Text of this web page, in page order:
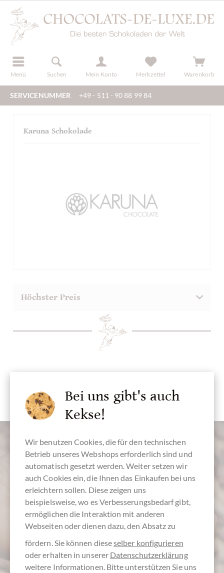
Menü Suchen Mein Konto
registrieren Merkzettel Warenkorb
SERVICENUMMER +49 - 511 - 90 88 99 84
Karuna Schokolade
Kundenservice
0511 - 90 88 99 84
Montag - Freitag 10-18 Uhr
Bei uns gibt's auch
Kekse!
Wir benutzen Cookies, die für den technischen
Betrieb unseres Webshops erforderlich sind und
automatisch gesetzt werden. Weiter setzen wir
auch Cookies ein, die Ihnen das Einkaufen bei uns
erleichtern sollen. Diese zeigen uns
beispielsweise, wo es Verbesserungsbedarf gibt,
ermöglichen die Interaktion mit anderen
Webseiten oder dienen dazu, den Absatz zu
fördern. Sie können dieseselber konfigurieren
oder erhalten in unserer Datenschutzerklärung
weitere Informationen. Bitte unterstützen Sie uns